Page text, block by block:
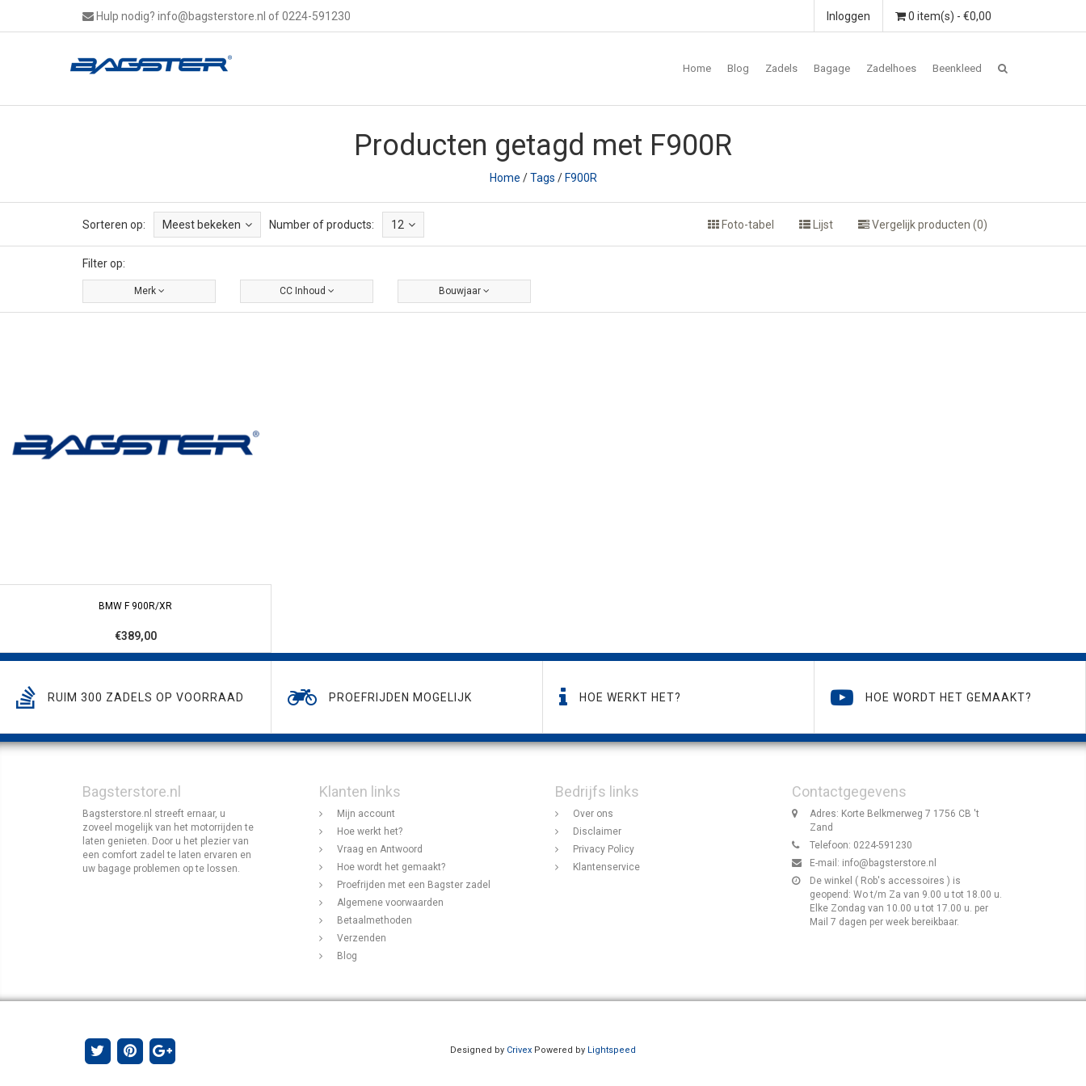
Hulp nodig? info@bagsterstore.nl of 0224-591230 0 item(s) - €0,00
Inloggen
Home Blog Zadels Bagage Zadelhoes Beenkleed
Producten getagd met F900R
Home /Tags /F900R
Sorteren op: Meest bekeken Number of products: 12 Foto-tabel Lijst Vergelijk producten (0)
Filter op:
Merk CC Inhoud Bouwjaar
BMW F 900R/XR
€389,00
RUIM 300 ZADELS OP VOORRAAD PROEFRIJDEN MOGELIJK HOE WERKT HET? HOE WORDT HET GEMAAKT?
Bagsterstore.nl
Bagsterstore.nl streeft ernaar, u
zoveel mogelijk van het motorrijden te
laten genieten. Door u het plezier van
een comfort zadel te laten ervaren en
uw bagage problemen op te lossen.
Klanten links
Mijn account
Hoe werkt het?
Vraag en Antwoord
Hoe wordt het gemaakt?
Proefrijden met een Bagster zadel
Algemene voorwaarden
Betaalmethoden
Verzenden
Blog
Bedrijfs links
Over ons
Disclaimer
Privacy Policy
Klantenservice
Contactgegevens
Adres: Korte Belkmerweg 7 1756 CB 't
Zand
Telefoon: 0224-591230
E-mail: info@bagsterstore.nl
De winkel ( Rob's accessoires ) is
geopend: Wo t/m Za van 9.00 u tot 18.00 u.
Elke Zondag van 10.00 u tot 17.00 u. per
Mail 7 dagen per week bereikbaar.
Designed by Crivex Powered by Lightspeed